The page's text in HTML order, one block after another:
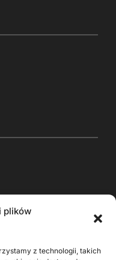
plików
z technologii, takich